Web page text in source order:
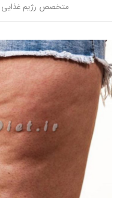
متخصص رژیم غذایی